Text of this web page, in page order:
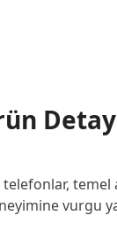
vurgu